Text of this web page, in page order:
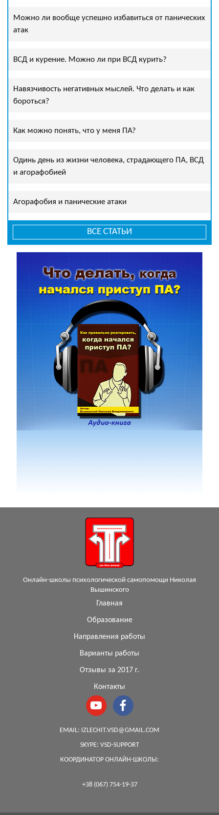
Можно ли вообще успешно избавиться от панических
атак
ВСД и курение. Можно ли при ВСД курить?
Навязчивость негативных мыслей. Что делать и как
бороться?
Как можно понять, что у меня ПА?
Одинь день из жизни человека, страдающего ПА, ВСД
и агорафобией
Агорафобия и панические атаки
ВСЕ СТАТЬИ
Онлайн-школы психологической самопомощи Николая
Вышинского
Главная
Образование
Направления работы
Варианты работы
Отзывы за 2017 г.
Контакты
EMAIL: IZLECHIT.VSD@GMAIL.COM
SKYPE: VSD-SUPPORT
КООРДИНАТОР ОНЛАЙН-ШКОЛЫ:
+38 (067) 754-19-37